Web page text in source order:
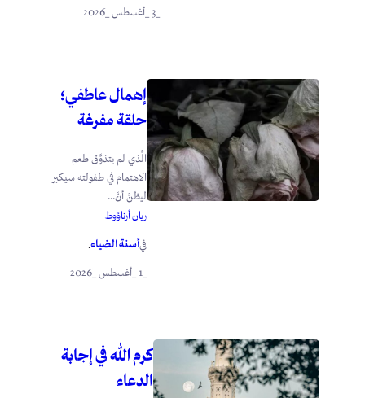
إهمال عاطفي؛
حلقة مفرغة
الَّذي لم يتذوَّق طعم
الاهتمام في طفولته سيكبر
ليظنَّ أنَّ...
ريان أرناؤوط
فيأسنة الضياء.
_1 _أغسطس _2026
كرم الله في إجابة
الدعاء